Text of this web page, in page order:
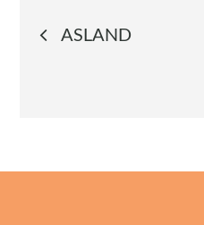
Navegación
ASLAND